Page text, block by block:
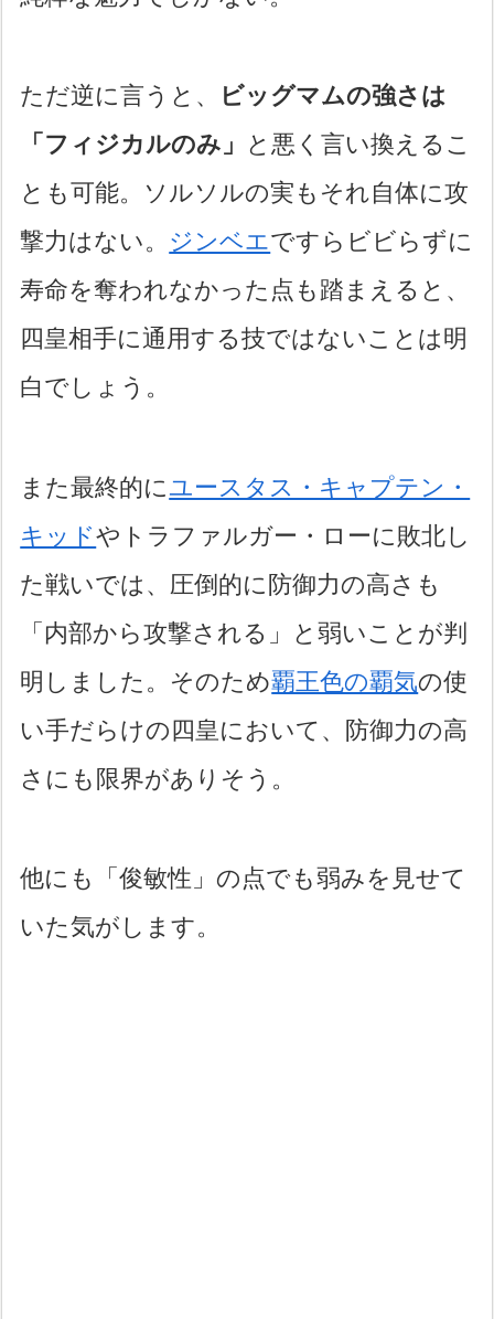
ただ逆に言うと、
ビッグマムの強さは
「フィジカルのみ」 と悪く言い換えるこ
とも可能。ソルソルの実もそれ自体に攻
撃力はない。 ジンベエですらビビらずに
寿命を奪われなかった点も踏まえると、
四皇相手に通用する技ではないことは明
白でしょう。
また最終的にユースタス・キャプテン・
キッドやトラファルガー・ローに敗北し
た戦いでは、圧倒的に防御力の高さも
「内部から攻撃される」と弱いことが判
明しました。そのため覇王色の覇気の使
い手だらけの四皇において、防御力の高
さにも限界がありそう。
他にも「俊敏性」の点でも弱みを見せて
いた気がします。